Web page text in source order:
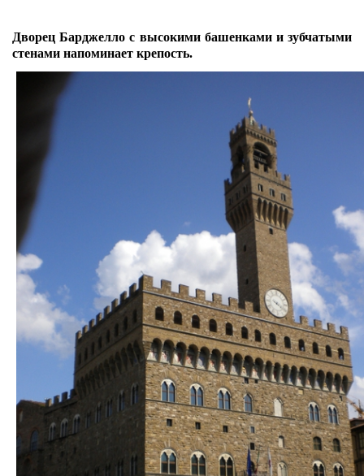
Дворец Барджелло с высокими башенками и зубчатыми
стенами напоминает крепость.